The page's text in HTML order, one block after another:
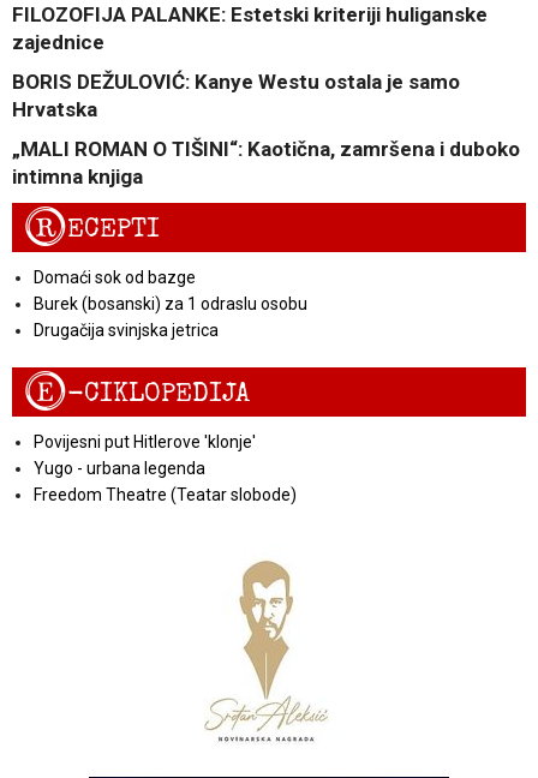
FILOZOFIJA PALANKE: Estetski kriteriji huliganske
zajednice
BORIS DEŽULOVIĆ: Kanye Westu ostala je samo
Hrvatska
„MALI ROMAN O TIŠINI“: Kaotična, zamršena i duboko
intimna knjiga
RECEPTI
Domaći sok od bazge
Burek (bosanski) za 1 odraslu osobu
Drugačija svinjska jetrica
E-CIKLOPEDIJA
Povijesni put Hitlerove 'klonje'
Yugo - urbana legenda
Freedom Theatre (Teatar slobode)